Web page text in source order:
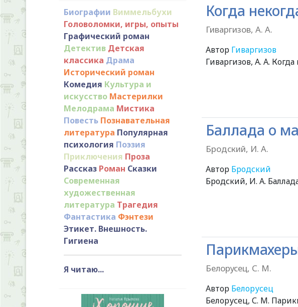
Биографии Виммельбухи
Головоломки, игры, опыты
Графический роман
Детектив Детская
классика Драма
Исторический роман
Комедия Культура и
искусство Мастерилки
Мелодрама Мистика
Повесть Познавательная
литература Популярная
психология Поэзия
Приключения Проза
Рассказ Роман Сказки
Современная
художественная
литература Трагедия
Фантастика Фэнтези
Этикет. Внешность.
Гигиена
Я читаю...
Когда
Гиваргизов, А. А.
Автор Гиваргизов
Гиваргизов, А. А.
Баллада о
Бродский, И. А.
Автор Бродский
Бродский, И. А.
Белорусец, С. М.
Автор Белорусец
Белорусец, С. М.